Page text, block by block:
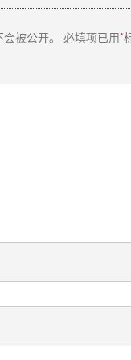
被公开。 必填项已用*